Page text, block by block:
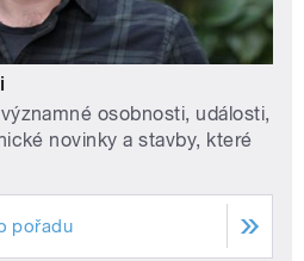
osobnosti, události,
novinky a stavby, které
pořadu